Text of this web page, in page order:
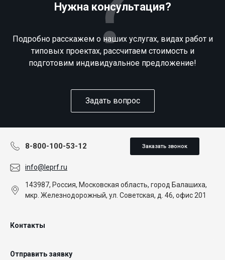
Нужна консультация?
Подробно расскажем о наших услугах, видах работ и
типовых проектах, рассчитаем стоимость и
подготовим индивидуальное предложение!
Задать вопрос
8-800-100-53-12 Заказать звонок
info@leprf.ru
143987, Россия, Московская область, город Балашиха,
мкр. Железнодорожный, ул. Советская, д. 46, офис 201
Контакты
Отправить заявку